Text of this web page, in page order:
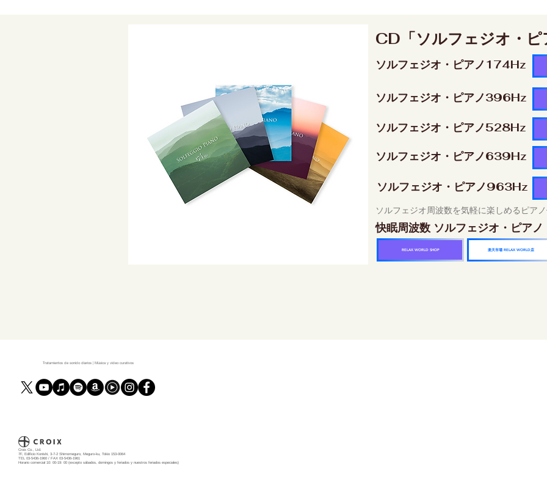
CD「ソルフェジオ・
ソルフェジオ・ピアノ174Hz
ソルフェジオ・ピアノ396Hz
ソルフェジオ・ピアノ528Hz
ソルフェジオ・ピアノ639Hz
ソルフェジオ・ピアノ963Hz
ソルフェジオ周波数を気軽に楽しめるピア
快眠周波数 ソルフェジオ・ピア
RELAX WORLD SHOP 楽天市場 RELAX WORLD店
Tratamientos de sonido diarios | Música y video curativos
Croix Co., Ltd.
7F, Edificio Konishi, 3-7-2 Shimomeguro, Meguro-ku, Tokio 153-0064
TEL 03-5436-1960 / FAX 03-5436-1961
Horario comercial 10: 00-19: 00 (excepto sábados, domingos y feriados y nuestros feriados especiales)